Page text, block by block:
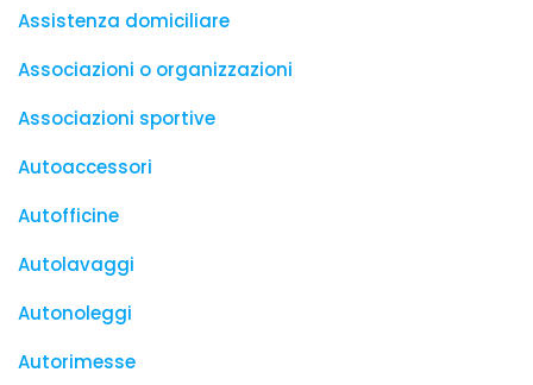
Assistenza domiciliare
Associazioni o organizzazioni
Associazioni sportive
Autoaccessori
Autofficine
Autolavaggi
Autonoleggi
Autorimesse